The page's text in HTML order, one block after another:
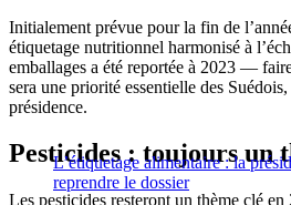
Initialement prévue pour la fin de
étiquetage nutritionnel harmonisé à
emballages a été reportée à 2023 —
sera une priorité essentielle des
présidence.
L’étiquetage alimentaire : la
reprendre le dossier
Pesticides : toujours un
Les pesticides resteront un thème clé en